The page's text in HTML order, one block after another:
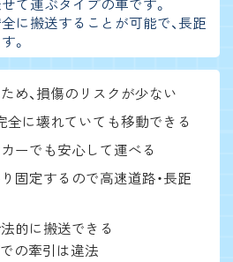
に搬送することが可能で、長距
。
め、損傷のリスクが少ない
全に壊れていても移動できる
ーでも安心して運べる
固定するので高速道路・長距
的に搬送できる
の牽引は違法